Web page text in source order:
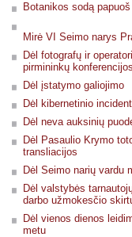
Botanikos sodą
Mirė VI Seimo narys
Dėl fotografų ir
pirmininkų
Dėl įstatymo galiojimo
Dėl kibernetinio
Dėl neva auksinių
Dėl Pasaulio Krymo
transliacijos
Dėl Seimo narių vardu
Dėl valstybės
darbo užmokesčio
Dėl vienos dienos
metu